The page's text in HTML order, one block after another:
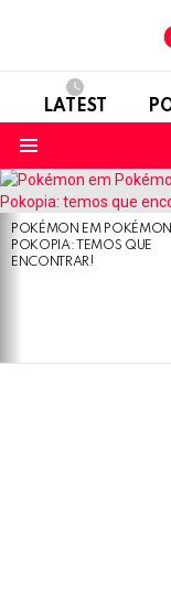
LATEST
LATEST
STORIES
POKÉMON EM POKÉMON
POKOPIA: TEMOS QUE
ENCONTRAR!